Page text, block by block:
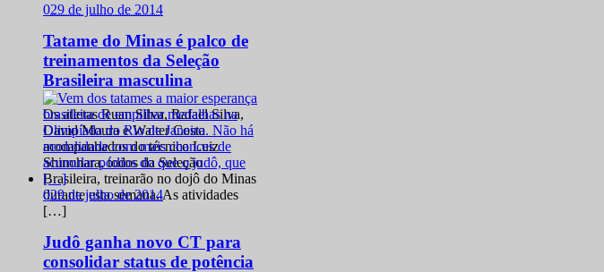
029 de julho de 2014
Tatame do Minas é palco de
treinamentos da Seleção
Brasileira masculina
Os atletas Ruan Silva, Rafael Silva,
David Moura e Walter Costa
acompanhados do técnico Luiz
Shinohara, todos da Seleção
Brasileira, treinarão no dojô do Minas
durante esta semana. As atividades
[…]
029 de julho de 2014
Judô ganha novo CT para
consolidar status de potência